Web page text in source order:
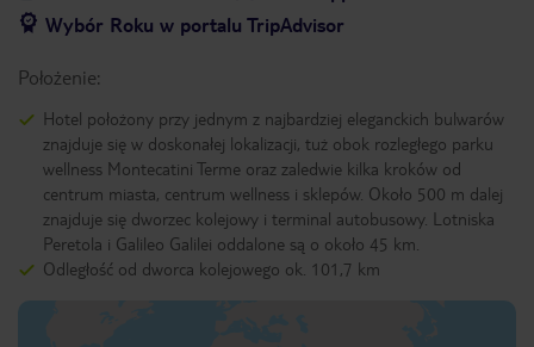
Wybór Roku w portalu TripAdvisor
Położenie:
Hotel położony przy jednym z najbardziej eleganckich bulwarów
znajduje się w doskonałej lokalizacji, tuż obok rozległego parku
wellness Montecatini Terme oraz zaledwie kilka kroków od
centrum miasta, centrum wellness i sklepów. Około 500 m dalej
znajduje się dworzec kolejowy i terminal autobusowy. Lotniska
Peretola i Galileo Galilei oddalone są o około 45 km.
Odległość od dworca kolejowego ok. 101,7 km